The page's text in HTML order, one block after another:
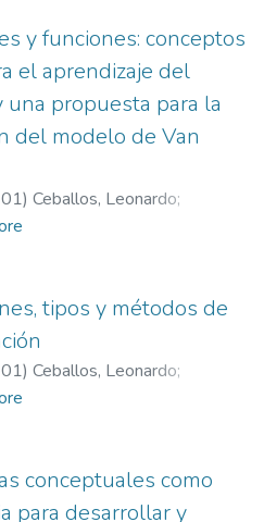
Historia (EAFIT – U de A)
y funciones: conceptos
el aprendizaje del
una propuesta para la
del modelo de Van
) Ceballos, Leonardo;
Historia (EAFIT – U de A)
tipos y métodos de
) Ceballos, Leonardo;
Historia (EAFIT – U de A)
conceptuales como
para desarrollar y